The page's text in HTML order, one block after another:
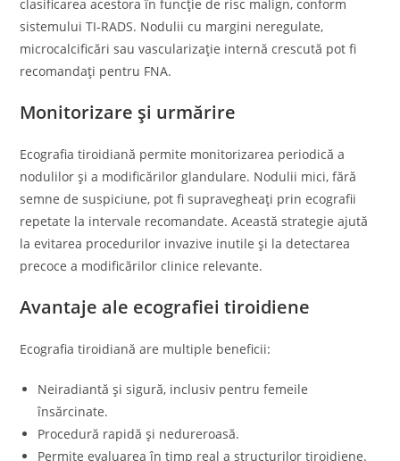
clasificarea acestora în funcție de risc malign, conform
sistemului TI-RADS. Nodulii cu margini neregulate,
microcalcificări sau vascularizație internă crescută pot fi
recomandați pentru FNA.
Monitorizare și urmărire
Ecografia tiroidiană permite monitorizarea periodică a
nodulilor și a modificărilor glandulare. Nodulii mici, fără
semne de suspiciune, pot fi supravegheați prin ecografii
repetate la intervale recomandate. Această strategie ajută
la evitarea procedurilor invazive inutile și la detectarea
precoce a modificărilor clinice relevante.
Avantaje ale ecografiei tiroidiene
Ecografia tiroidiană are multiple beneficii:
Neiradiantă și sigură, inclusiv pentru femeile
însărcinate.
Procedură rapidă și nedureroasă.
Permite evaluarea în timp real a structurilor tiroidiene.